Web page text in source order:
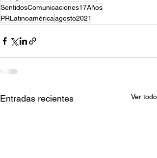
SentidosComunicaciones17Años
PRLatinoaméricaagosto2021
Entradas recientes Ver todo